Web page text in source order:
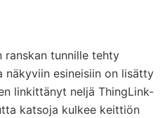
ranskan tunnille tehty
näkyviin esineisiin on lisätty
linkittänyt neljä ThingLink-
katsoja kulkee keittiön